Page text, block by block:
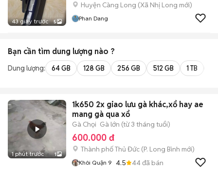
43 giây trước 5
Huyện Càng Long (Xã Nhị Long mới)
Phan Dang
Bạn cần tìm dung lượng nào ?
Dung lượng: 64 GB 128 GB 256 GB 512 GB 1 TB
1 phút trước 1
1k650 2x giao lưu gà khác,xổ hay ae
mang gà qua xổ
Gà Chọi Gà lớn (từ 3 tháng tuổi)
600.000 đ
Thành phố Thủ Đức (P. Long Bình mới)
Khôi Quận 9 4.5 44đã bán